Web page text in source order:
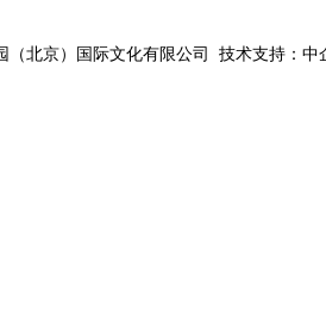
（北京）国际文化有限公司 技术支持：